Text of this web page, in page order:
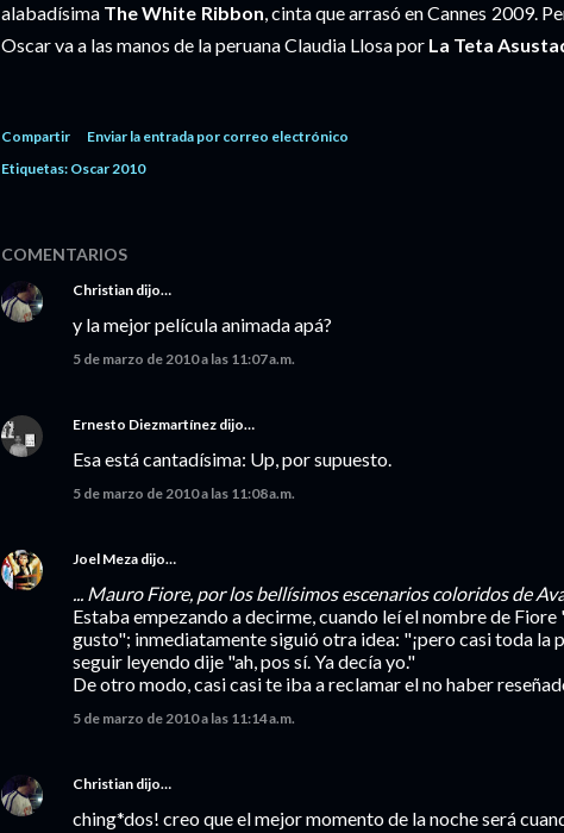
alabadísima The White Ribbon, cinta que arrasó en Cannes 2009.
Oscar va a las manos de la peruana Claudia Llosa por La Teta
Compartir
Enviar la entrada por correo electrónico
Etiquetas: Oscar 2010
COMENTARIOS
Christian dijo…
y la mejor película animada apá?
5 de marzo de 2010 a las 11:07 a.m.
Ernesto Diezmartínez dijo…
Esa está cantadísima: Up, por supuesto.
5 de marzo de 2010 a las 11:08 a.m.
Joel Meza dijo…
... Mauro Fiore, por los bellísimos escenarios coloridos de
Estaba empezando a decirme, cuando leí el nombre de Fiore
gusto"; inmediatamente siguió otra idea: "¡pero casi toda la
seguir leyendo dije "ah, pos sí. Ya decía yo."
De otro modo, casi casi te iba a reclamar el no haber
5 de marzo de 2010 a las 11:14 a.m.
Christian dijo…
ching*dos! creo que el mejor momento de la noche será